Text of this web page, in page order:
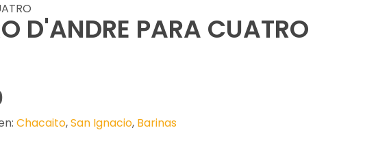
D'ANDRE PARA CUATRO
Chacaito,San Ignacio, Barinas